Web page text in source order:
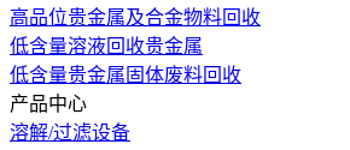
高品位贵金属及合金物料回收
低含量溶液回收贵金属
低含量贵金属固体废料回收
产品中心
溶解/过滤设备